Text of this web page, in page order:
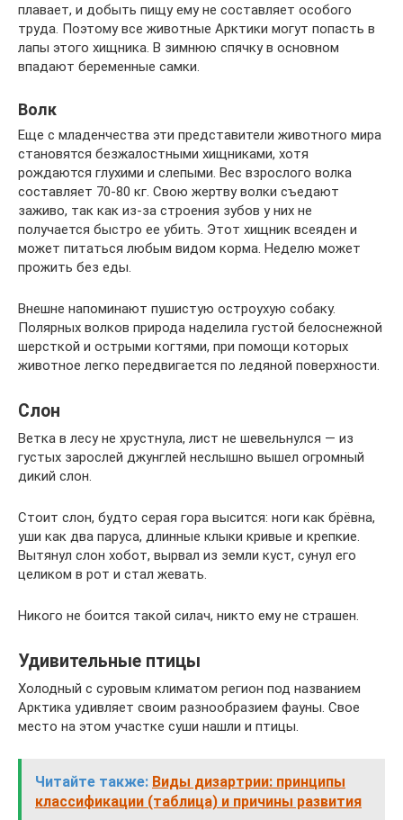
плавает, и добыть пищу ему не составляет особого
труда. Поэтому все животные Арктики могут попасть в
лапы этого хищника. В зимнюю спячку в основном
впадают беременные самки.
Волк
Еще с младенчества эти представители животного мира
становятся безжалостными хищниками, хотя
рождаются глухими и слепыми. Вес взрослого волка
составляет 70-80 кг. Свою жертву волки съедают
заживо, так как из-за строения зубов у них не
получается быстро ее убить. Этот хищник всеяден и
может питаться любым видом корма. Неделю может
прожить без еды.
Внешне напоминают пушистую остроухую собаку.
Полярных волков природа наделила густой белоснежной
шерсткой и острыми когтями, при помощи которых
животное легко передвигается по ледяной поверхности.
Слон
Ветка в лесу не хрустнула, лист не шевельнулся — из
густых зарослей джунглей неслышно вышел огромный
дикий слон.
Стоит слон, будто серая гора высится: ноги как брёвна,
уши как два паруса, длинные клыки кривые и крепкие.
Вы­тянул слон хобот, вырвал из земли куст, сунул его
целиком в рот и стал жевать.
Никого не боится такой силач, никто ему не страшен.
Удивительные птицы
Холодный с суровым климатом регион под названием
Арктика удивляет своим разнообразием фауны. Свое
место на этом участке суши нашли и птицы.
Читайте также: Виды дизартрии: принципы
классификации (таблица) и причины развития